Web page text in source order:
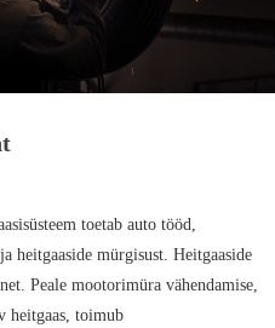
toetab auto tööd,
heitgaaside mürgisust. Heitgaaside
Peale mootorimüra vähendamise,
heitgaas, toimub